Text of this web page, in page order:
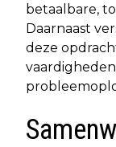
betaalbare,
Daarnaast
deze